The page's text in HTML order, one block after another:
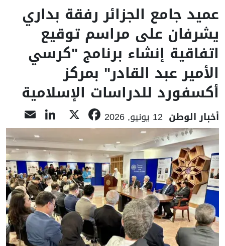
عميد جامع الجزائر رفقة بداري
يشرفان على مراسم توقيع
اتفاقية إنشاء برنامج "كرسي
الأمير عبد القادر" بمركز
أكسفورد للدراسات الإسلامية
أخبار الوطن 12 يونيو, 2026 Facebook